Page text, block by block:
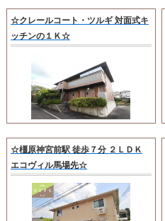
☆クレールコート・ツルギ 対面式キ
ッチンの１Ｋ☆
☆橿原神宮前駅 徒歩７分 ２ＬＤＫ
エコヴィル馬場先☆